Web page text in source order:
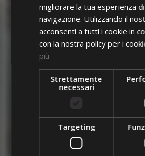
Norma Hair
Mauro
Team
C’era una
palazzo
che si
Piazza
migliorare la tua esperienza di
navigazione. Utilizzando il
acconsenti a tutti i cookie in
con la nostra policy per i
più
Strettamente
necessari
Targeting